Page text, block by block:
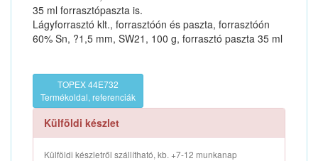
35 ml forrasztópaszta is.
Lágyforrasztó klt., forrasztóón és paszta, forrasztóón
60% Sn, ?1,5 mm, SW21, 100 g, forrasztó paszta 35 ml
TOPEX 44E732
Termékoldal, referenciák
Külföldi készlet
Külföldi készletről szállítható, kb. +7-12 munkanap